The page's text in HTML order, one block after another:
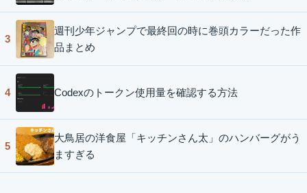
3
週刊少年ジャンプで最終回の時に巻頭カラーだった作
品まとめ
4 Codexのトークン使用量を確認する方法
5
大鳥居の洋食屋「キッチンさん太」のハンバーグがう
ますぎる